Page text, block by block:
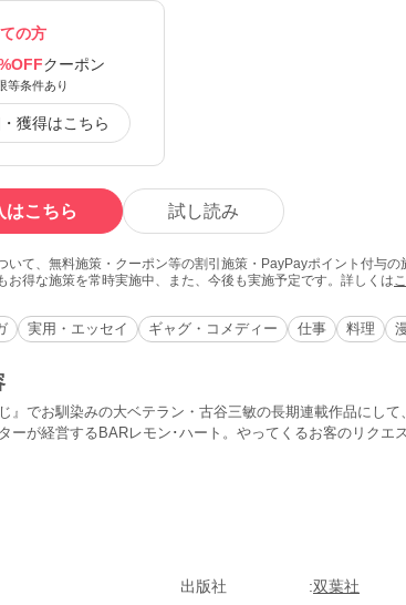
の方
クーポン
等条件あり
獲得はこちら
はこちら 試し読み
いて、無料施策・クーポン等の割引施策・PayPayポイント付与
お得な施策を常時実施中、また、今後も実施予定です。詳しくは
実用・エッセイ ギャグ・コメディー 仕事 料理
じ』でお馴染みの大ベテラン・古谷三敏の長期連載作品にし
ーが経営するBARレモン･ハート。やってくるお客のリクエ
出版社 双葉社